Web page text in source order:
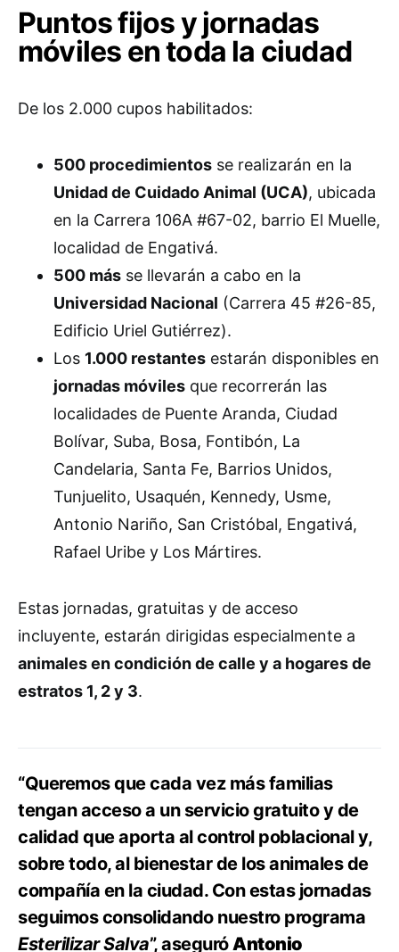
Puntos fijos y jornadas
móviles en toda la ciudad
De los 2.000 cupos habilitados:
500 procedimientos se realizarán en la
Unidad de Cuidado Animal (UCA), ubicada
en la Carrera 106A #67-02, barrio El Muelle,
localidad de Engativá.
500 más se llevarán a cabo en la
Universidad Nacional (Carrera 45 #26-85,
Edificio Uriel Gutiérrez).
Los 1.000 restantes estarán disponibles en
jornadas móviles que recorrerán las
localidades de Puente Aranda, Ciudad
Bolívar, Suba, Bosa, Fontibón, La
Candelaria, Santa Fe, Barrios Unidos,
Tunjuelito, Usaquén, Kennedy, Usme,
Antonio Nariño, San Cristóbal, Engativá,
Rafael Uribe y Los Mártires.
Estas jornadas, gratuitas y de acceso
incluyente, estarán dirigidas especialmente a
animales en condición de calle y a hogares de
estratos 1, 2 y 3.
“Queremos que cada vez más familias
tengan acceso a un servicio gratuito y de
calidad que aporta al control poblacional y,
sobre todo, al bienestar de los animales de
compañía en la ciudad. Con estas jornadas
seguimos consolidando nuestro programa
Esterilizar Salva”, aseguróAntonio